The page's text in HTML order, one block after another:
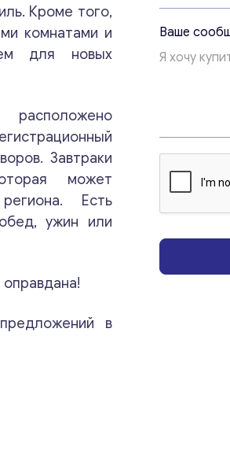
Отправьте нам запрос, и мы
ближайшее время.
Email *
Ваши комментарии
Кроме того,
комнатами и
для новых
Завтраки
может
Есть
ужин или
оправдана!
в
о
б
щ
е
а
Ваше